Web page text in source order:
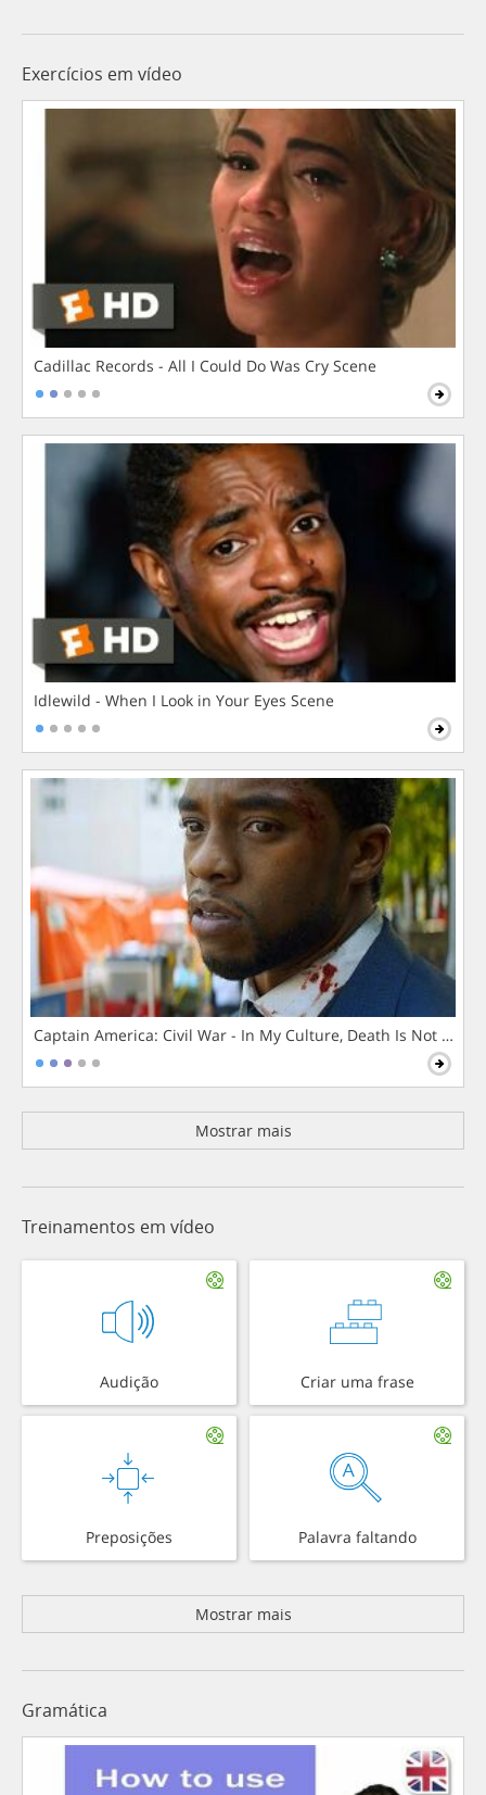
Exercícios em vídeo
Cadillac Records - All I Could Do Was Cry Scene
Idlewild - When I Look in Your Eyes Scene
Captain America: Civil War - In My Culture, Death Is Not The
Mostrar mais
Treinamentos em vídeo
Audição Criar uma frase
Preposições Palavra faltando
Mostrar mais
Gramática